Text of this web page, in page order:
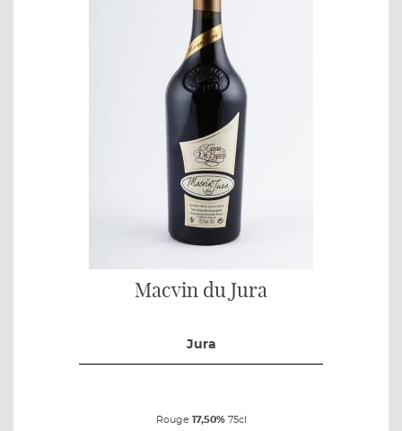
Macvin du Jura
Jura
Rouge 17,50% 75cl